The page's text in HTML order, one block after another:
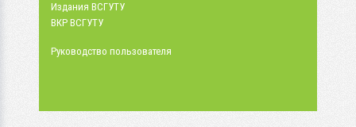
Издания ВСГУТУ
ВКР ВСГУТУ
Руководство пользователя